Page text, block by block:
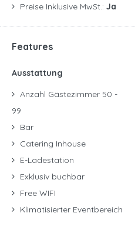
Preise Inklusive MwSt.: Ja
Features
Ausstattung
Anzahl Gästezimmer 50 -
99
Bar
Catering Inhouse
E-Ladestation
Exklusiv buchbar
Free WIFI
Klimatisierter Eventbereich